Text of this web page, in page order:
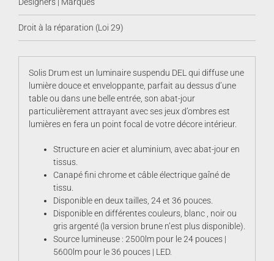
Designers | Marques
Droit à la réparation (Loi 29)
Solis Drum est un luminaire suspendu DEL qui diffuse une
lumière douce et enveloppante, parfait au dessus d’une
table ou dans une belle entrée, son abat-jour
particulièrement attrayant avec ses jeux d’ombres est
lumières en fera un point focal de votre décore intérieur.
Structure en acier et aluminium, avec abat-jour en
tissus.
Canapé fini chrome et câble électrique gaîné de
tissu.
Disponible en deux tailles, 24 et 36 pouces.
Disponible en différentes couleurs, blanc , noir ou
gris argenté (la version brune n’est plus disponible).
Source lumineuse : 2500lm pour le 24 pouces |
5600lm pour le 36 pouces | LED.